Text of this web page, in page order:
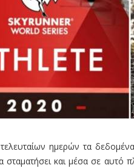
ημερών τα
και μέσα σε αυτό